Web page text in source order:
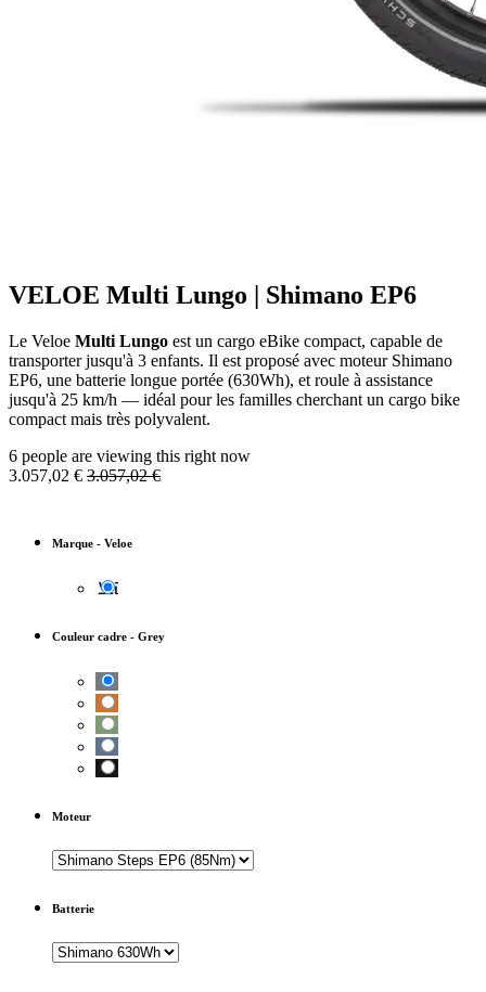
VELOE Multi Lungo | Shimano EP6
Le Veloe Multi Lungo est un cargo eBike compact, capable de
transporter jusqu'à 3 enfants. Il est proposé avec moteur Shimano
EP6, une batterie longue portée (630Wh), et roule à assistance
jusqu'à 25 km/h — idéal pour les familles cherchant un cargo bike
compact mais très polyvalent.
6 people are viewing this right now
3.057,02 € 3.057,02€
Marque - Veloe
Couleur cadre - Grey
Moteur
Batterie